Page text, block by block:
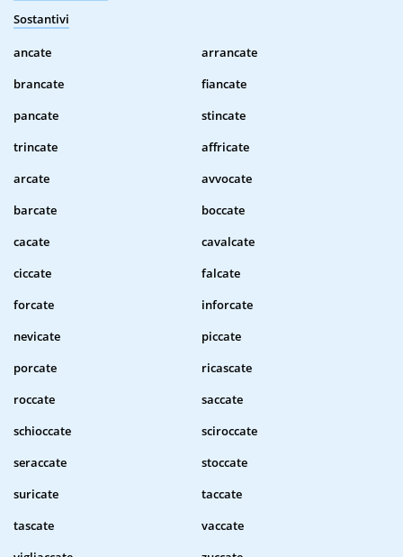
Sostantivi
ancate
arrancate
brancate
fiancate
pancate
stincate
trincate
affricate
arcate
avvocate
barcate
boccate
cacate
cavalcate
ciccate
falcate
forcate
inforcate
nevicate
piccate
porcate
ricascate
roccate
saccate
schioccate
sciroccate
seraccate
stoccate
suricate
taccate
tascate
vaccate